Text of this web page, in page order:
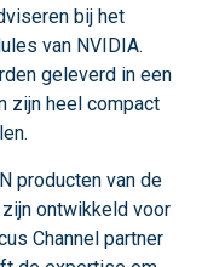
bij het
van NVIDIA.
geleverd in een
zijn heel compact
producten van de
zijn ontwikkeld voor
Channel partner